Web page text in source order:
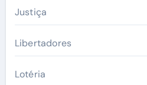
Justiça
Libertadores
Lotéria